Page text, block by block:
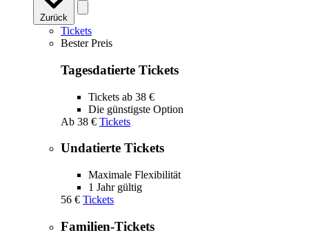
Zurück
Tickets
Bester Preis
Tagesdatierte Tickets
Tickets ab 38 €
Die günstigste Option
Ab 38 € Tickets
Undatierte Tickets
Maximale Flexibilität
1 Jahr gültig
56 € Tickets
Familien-Tickets